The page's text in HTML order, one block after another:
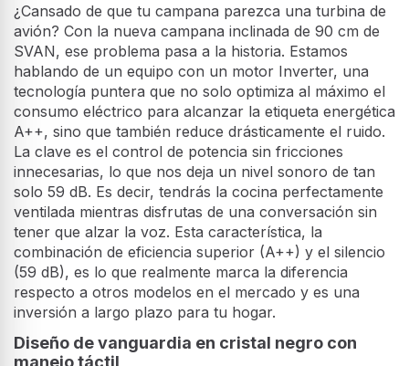
¿Cansado de que tu campana parezca una turbina de
avión? Con la nueva campana inclinada de 90 cm de
SVAN, ese problema pasa a la historia. Estamos
hablando de un equipo con un motor Inverter, una
tecnología puntera que no solo optimiza al máximo el
consumo eléctrico para alcanzar la etiqueta energética
A++, sino que también reduce drásticamente el ruido.
La clave es el control de potencia sin fricciones
innecesarias, lo que nos deja un nivel sonoro de tan
solo 59 dB. Es decir, tendrás la cocina perfectamente
ventilada mientras disfrutas de una conversación sin
tener que alzar la voz. Esta característica, la
combinación de eficiencia superior (A++) y el silencio
(59 dB), es lo que realmente marca la diferencia
respecto a otros modelos en el mercado y es una
inversión a largo plazo para tu hogar.
Diseño de vanguardia en cristal negro con